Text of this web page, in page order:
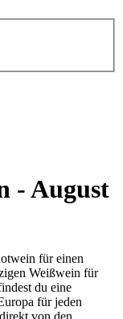
- August
für einen
Weißwein für
du eine
für jeden
von den